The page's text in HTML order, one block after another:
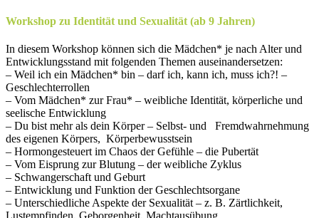
Workshop zu Identität und Sexualität (ab 9 Jahren)
In diesem Workshop können sich die Mädchen* je nach Alter und
Entwicklungsstand mit folgenden Themen auseinandersetzen:
– Weil ich ein Mädchen* bin – darf ich, kann ich, muss ich?! –
Geschlechterrollen
– Vom Mädchen* zur Frau* – weibliche Identität, körperliche und
seelische Entwicklung
– Du bist mehr als dein Körper – Selbst- und Fremdwahrnehmung
des eigenen Körpers, Körperbewusstsein
– Hormongesteuert im Chaos der Gefühle – die Pubertät
– Vom Eisprung zur Blutung – der weibliche Zyklus
– Schwangerschaft und Geburt
– Entwicklung und Funktion der Geschlechtsorgane
– Unterschiedliche Aspekte der Sexualität – z. B. Zärtlichkeit,
Lustempfinden, Geborgenheit, Machtausübung